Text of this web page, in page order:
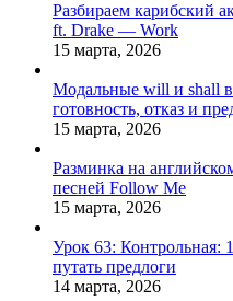
Разбираем карибский
ft. Drake — Work
15 марта, 2026
Модальные will и shall
готовность, отказ и
15 марта, 2026
Разминка на
песней Follow Me
15 марта, 2026
Урок 63: Контрольная:
путать предлоги
14 марта, 2026